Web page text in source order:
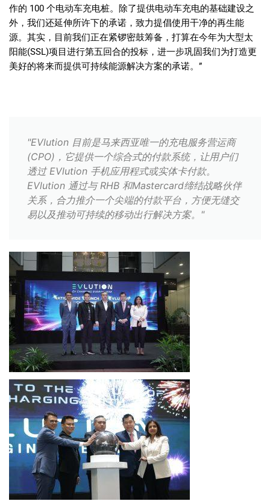
作的 100 个电动车充电桩。除了提供电动车充电的基础建设之
外，我们还延伸所许下的承诺，致力提倡使用干净的再生能
源。其实，目前我们正在紧锣密鼓筹备，打算在今年为大型太
阳能(SSL)项目进行第五回合的投标，进一步巩固我们为打造更
美好的将来而提供可持续能源解决方案的承诺。 ”
"EVlution 目前是马来西亚唯一的充电服务营运商
(CPO)，它提供一个综合式的付款系统，让用户们
透过 EVlution 手机应用程式或实体卡付款。
EVlution 通过与 RHB 和Mastercard缔结战略伙伴
关系，合力推介一个尖端的付款平台，方便无缝交
易以及推动可持续的移动出行解决方案。"